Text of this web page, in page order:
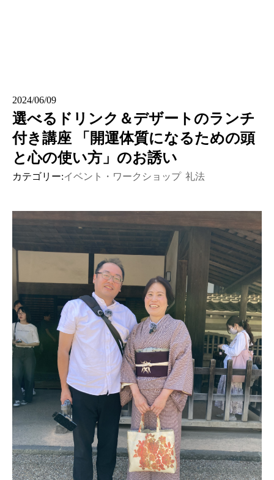
2024/06/09
選べるドリンク＆デザートのランチ
付き講座 「開運体質になるための頭
と心の使い方」のお誘い
カテゴリー:イベント・ワークショップ 礼法